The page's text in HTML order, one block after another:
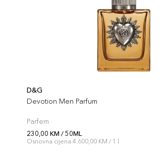
D&G
Devotion Men Parfum
Parfem
230,00 KM / 50ML
Osnovna cijena 4.600,00 KM / 1 l